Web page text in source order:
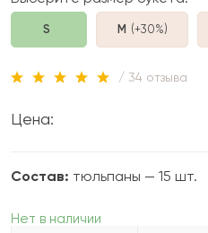
S M (+30%)
/ 34 отзыва
Цена:
Состав: тюльпаны — 15 шт.
Нет в наличии